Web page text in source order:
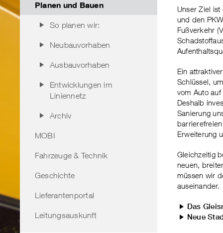
Planen und Bauen
So planen wir:
Neubauvorhaben
Ausbauvorhaben
Entwicklungen im
Liniennetz
Archiv
MOBI
Fahrzeuge & Technik
Geschichte
Lieferantenportal
Leitungsauskunft
Unser Ziel
und den
Fußverkehr
Ein
Schlüssel,
vom Auto
Deshalb
Sanierung
Erweiterung
Gleichzeitig
neuen,
müssen wir
auseinander.
Das
Neue